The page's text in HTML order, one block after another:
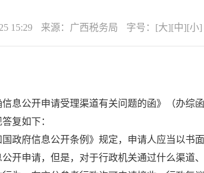
15:29 来源： 广西税务局 字号： [大][中][小
信息公开申请受理渠道有关问题的函》（办综
复如下：
国政府信息公开条例》规定，申请人应当以
开申请，但是，对于行政机关通过什么渠道